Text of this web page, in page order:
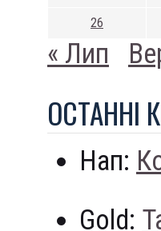
26
« Лип
ОСТАННI
Нап:
Gold: